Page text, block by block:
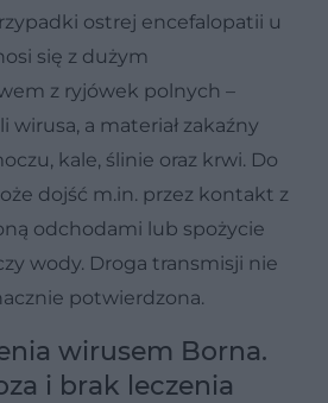
ostrej encefalopatii u
się z dużym
z ryjówek polnych –
a materiał zakaźny
kale, ślinie oraz krwi. Do
dojść m.in. przez kontakt z
odchodami lub spożycie
wody. Droga transmisji nie
potwierdzona.
wirusem Borna.
i brak leczenia